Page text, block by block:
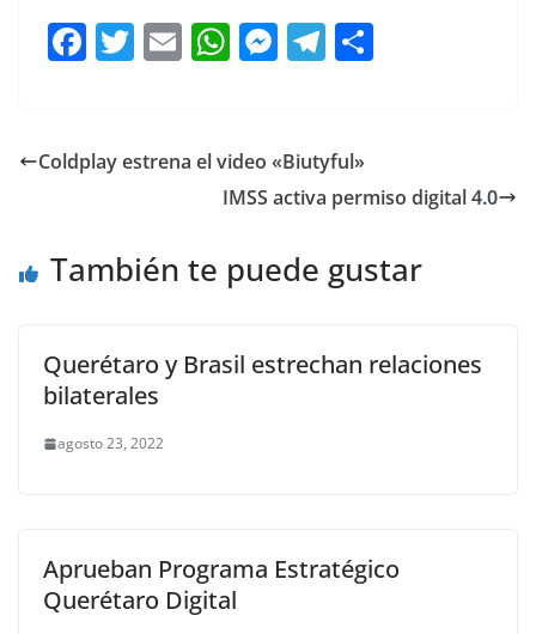
F
e
o
T
er
E
l
W
s
A
p
M
e
n
er
T
gr
a ar
Coldplay estrena el video «Biutyful»
IMSS activa permiso digital 4.0
También te puede gustar
Querétaro y Brasil estrechan relaciones
bilaterales
agosto 23, 2022
Aprueban Programa Estratégico
Querétaro Digital